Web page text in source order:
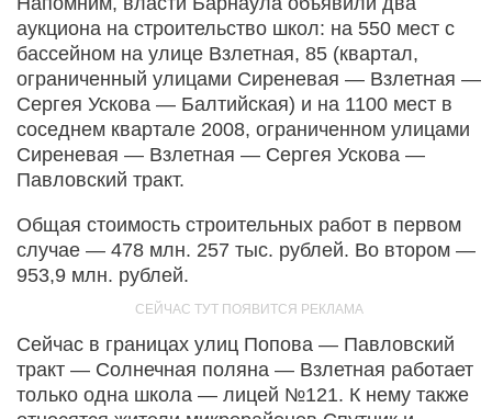
аукциона на строительство школ: на 550 мест с
бассейном на улице Взлетная, 85 (квартал,
ограниченный улицами Сиреневая — Взлетная —
Сергея Ускова — Балтийская) и на 1100 мест в
соседнем квартале 2008, ограниченном улицами
Сиреневая — Взлетная — Сергея Ускова —
Павловский тракт.
Общая стоимость строительных работ в первом
случае — 478 млн. 257 тыс. рублей. Во втором —
953,9 млн. рублей.
Сейчас в границах улиц Попова — Павловский
тракт — Солнечная поляна — Взлетная работает
только одна школа — лицей №121. К нему также